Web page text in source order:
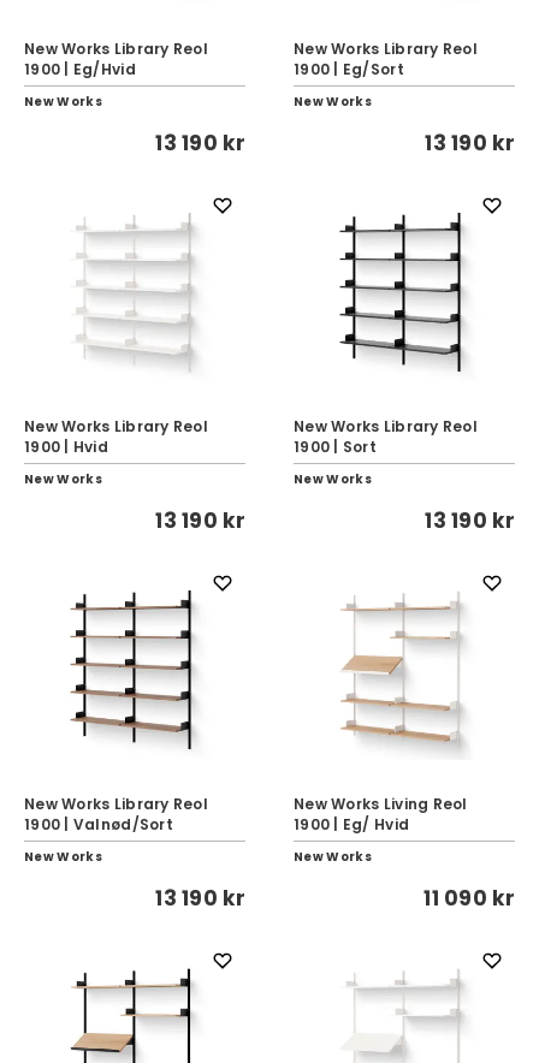
New Works Library Reol
1900 | Eg/Hvid
New Works
13 190 kr
New Works Library Reol
1900 | Eg/Sort
New Works
13 190 kr
New Works Library Reol
1900 | Hvid
New Works
13 190 kr
New Works Library Reol
1900 | Sort
New Works
13 190 kr
New Works Library Reol
1900 | Valnød/Sort
New Works
13 190 kr
New Works Living Reol
1900 | Eg/ Hvid
New Works
11 090 kr